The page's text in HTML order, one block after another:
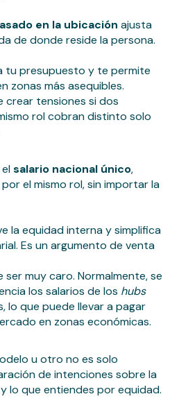
en la ubicación ajusta
de donde reside la persona.
tu presupuesto y te permite
zonas más asequibles.
crear tensiones si dos
rol cobran distinto solo
salario nacional único,
el mismo rol, sin importar la
la equidad interna y simplifica
Es un argumento de venta
ser muy caro. Normalmente, se
los salarios de los hubs
lo que puede llevar a pagar
en zonas económicas.
u otro no es solo
de intenciones sobre la
lo que entiendes por equidad.